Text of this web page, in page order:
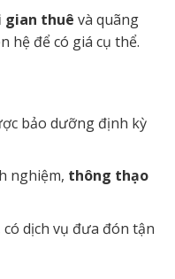
gian thuê và quãng
hệ để có giá cụ thể.
bảo dưỡng định kỳ
nghiệm, thông thạo
có dịch vụ đưa đón tận